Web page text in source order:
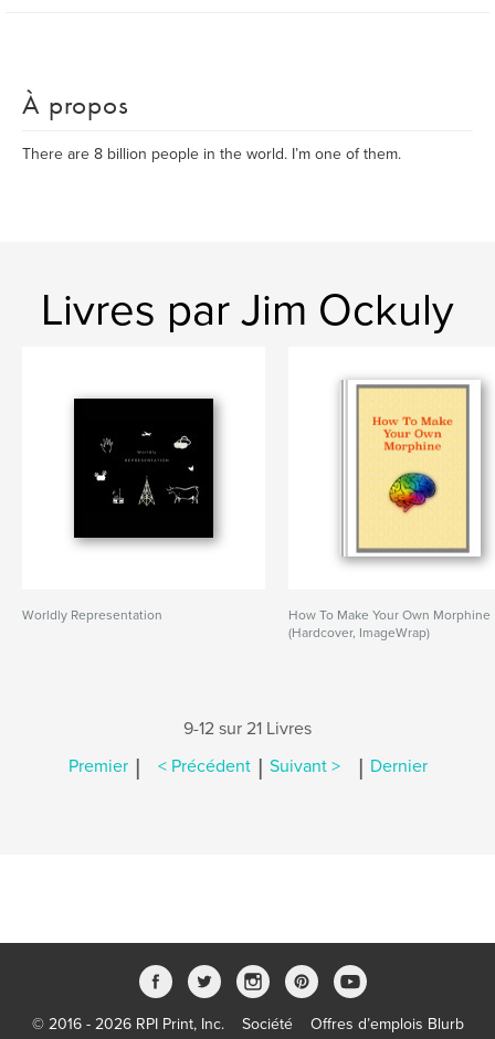
À propos
There are 8 billion people in the world. I’m one of them.
Livres par Jim Ockuly
Worldly Representation
How To Make Your Own Morphine
(Hardcover, ImageWrap)
9-12 sur 21 Livres
Premier | < Précédent | Suivant > | Dernier
© 2016 - 2026 RPI Print, Inc. Société Offres d’emplois Blurb